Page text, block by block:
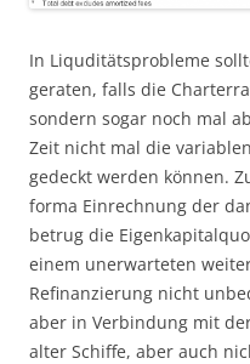
In Liquditätsprobleme
geraten, falls die
sondern sogar noch mal
Zeit nicht mal die
gedeckt werden können.
forma Einrechnung der
betrug die
einem unerwarteten
Refinanzierung nicht
aber in Verbindung mit
alter Schiffe, aber auch